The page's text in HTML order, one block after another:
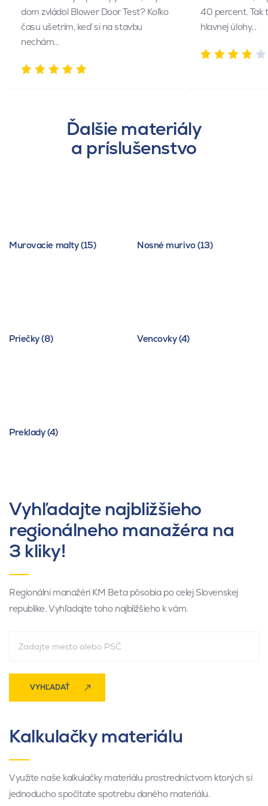
dom zvládol Blower Door Test? Koľko
času ušetrím, keď si na stavbu
nechám…
40 percent. Tak
hlavnej úlohy…
Ďalšie materiály
a príslušenstvo
Murovacie malty (15) Nosné murivo (13)
Priečky (8) Vencovky (4)
Preklady (4)
Vyhľadajte najbližšieho
regionálneho manažéra na
3 kliky!
Regionálni manažéri KM Beta pôsobia po celej Slovenskej
republike. Vyhľadajte toho najbližšieho k vám.
VYHĽADAŤ
Kalkulačky materiálu
Využite naše kalkulačky materiálu prostredníctvom ktorých si
jednoducho spočítate spotrebu daného materiálu.